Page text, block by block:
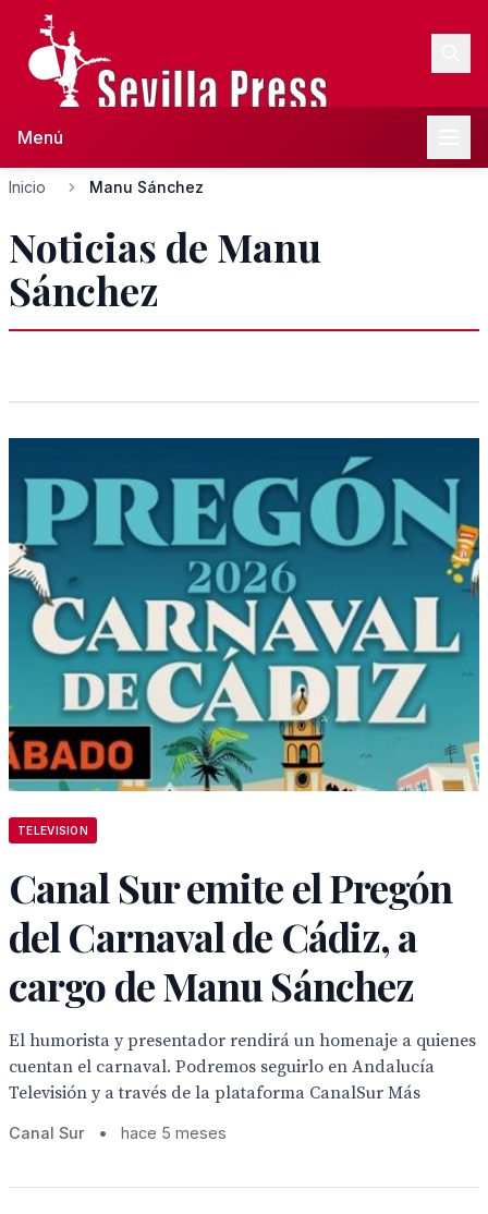
Menú
Inicio Manu Sánchez
Noticias de Manu
Sánchez
TELEVISION
Canal Sur emite el Pregón
del Carnaval de Cádiz, a
cargo de Manu Sánchez
El humorista y presentador rendirá un homenaje a quienes
cuentan el carnaval. Podremos seguirlo en Andalucía
Televisión y a través de la plataforma CanalSur Más
Canal Sur • hace 5 meses